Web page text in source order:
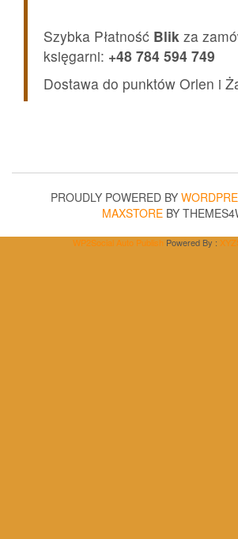
Szybka Płatność Blik za
księgarni: +48 784 594 749
Dostawa do punktów Orlen i
PROUDLY POWERED BY
MAXSTORE BY
WP2Social Auto Publish Powered By :